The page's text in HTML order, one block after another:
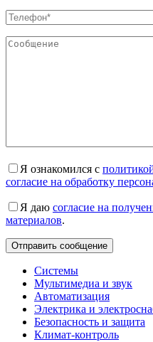
Я ознакомился с
согласие на обработку
Я даю согласие на
материалов.
Системы
Мультимедиа и звук
Автоматизация
Электрика и
Безопасность и защита
Климат-контроль